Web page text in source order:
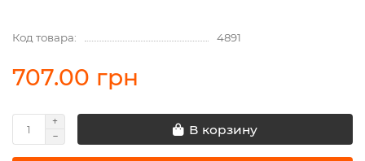
Код товара: 4891
707.00 грн
В корзину